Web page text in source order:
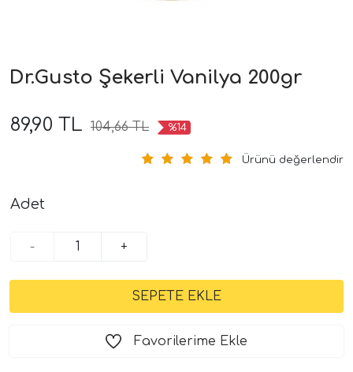
Dr.Gusto Şekerli Vanilya 200gr
89,90 TL 104,66 TL %14
Ürünü değerlendir
Adet
- +
Favorilerime Ekle